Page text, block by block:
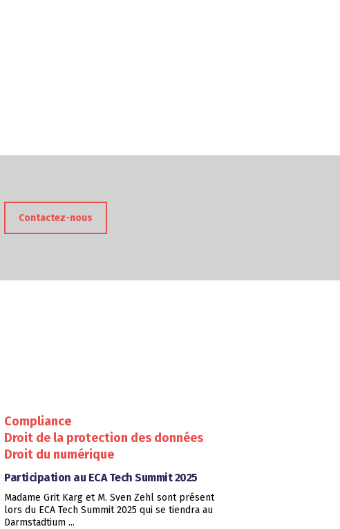
Contactez-nous
Compliance
Droit de la protection des données
Droit du numérique
Participation au ECA Tech Summit 2025
Madame Grit Karg et M. Sven Zehl sont présent
lors du ECA Tech Summit 2025 qui se tiendra au
Darmstadtium ...